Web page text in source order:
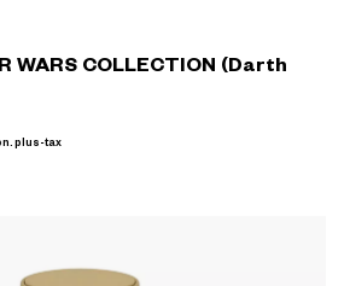
WARS COLLECTION (Darth
tax